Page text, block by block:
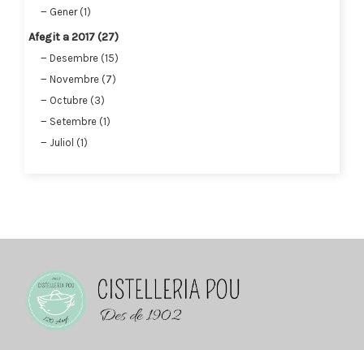
Gener (1)
Afegit a 2017 (27)
Desembre (15)
Novembre (7)
Octubre (3)
Setembre (1)
Juliol (1)